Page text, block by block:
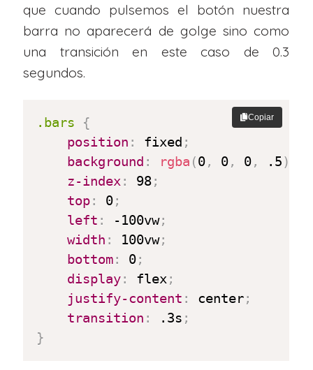
que cuando pulsemos el botón nuestra
barra no aparecerá de golge sino como
una transición en este caso de 0.3
segundos.
.bars
{
position : fixed ;
background : rgba (0, 0, 0, .5)
z-index: 98;
top: 0;
left : -100vw;
width : 100vw;
bottom: 0;
display: flex;
justify-content : center;
transition : .3s ;
}
Copiar